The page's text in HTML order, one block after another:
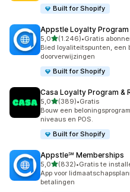
Built for Shopify
Appstle Loyalty Program
5,0van 5 sterren
(1.246)
1246 recensies in totaal
•Gratis
Bied loyaliteitspunten, een
doorverwijzingen
Built for Shopify
Casa Loyalty Program &
5,0van 5 sterren
(389)
389 recensies in totaal
•Gratis
Bouw een
niveaus en POS.
Built for Shopify
Appstle℠ Memberships
5,0van 5 sterren
(832)
832 recensies in totaal
•Gratis te
App voor
betalingen